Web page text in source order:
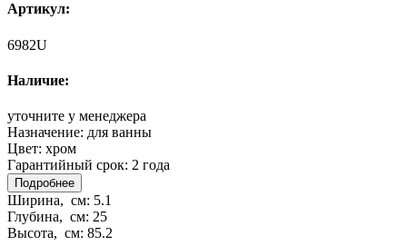
Артикул:
6982U
Наличие:
уточните у менеджера
Назначение: для ванны
Цвет: хром
Гарантийный срок: 2 года
Подробнее
Ширина, см: 5.1
Глубина, см: 25
Высота, см: 85.2